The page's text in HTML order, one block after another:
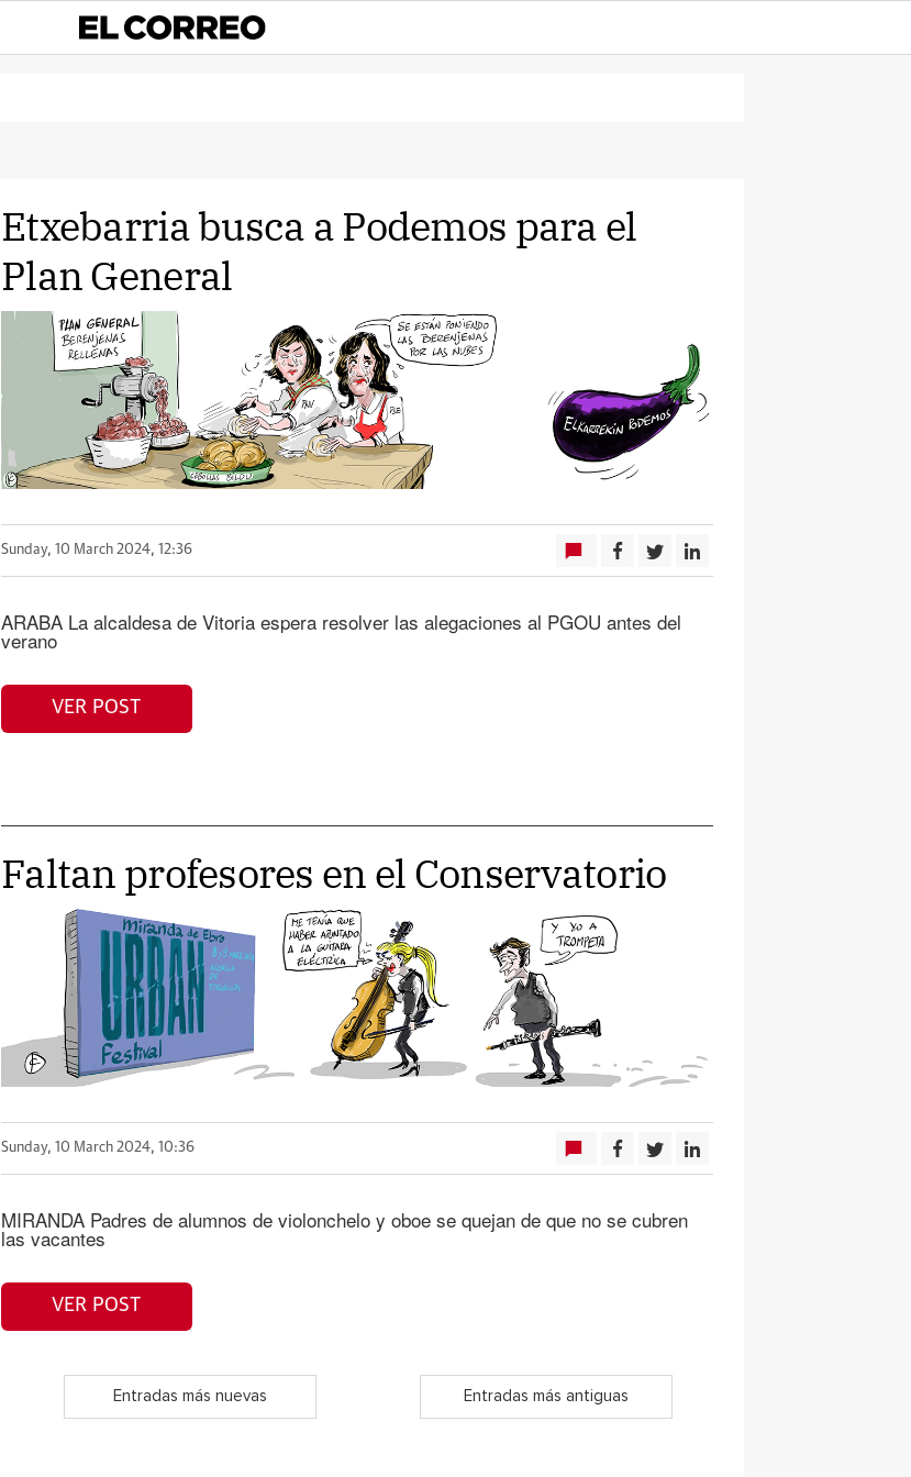
Etxebarria busca a Podemos para el
Plan General
Sunday, 10 March 2024, 12:36
ARABA La alcaldesa de Vitoria espera resolver las alegaciones al PGOU antes del
verano
VER POST
Faltan profesores en el Conservatorio
Sunday, 10 March 2024, 10:36
MIRANDA Padres de alumnos de violonchelo y oboe se quejan de que no se cubren
las vacantes
VER POST
Entradas más nuevas Entradas más antiguas